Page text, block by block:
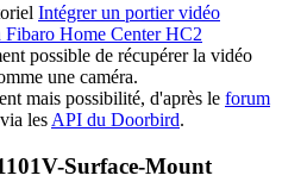
Intégrer un portier vidéo
Home Center HC2
possible de récupérer la vidéo
une caméra.
mais possibilité, d'après le forum
les API du Doorbird.
Surface-Mount